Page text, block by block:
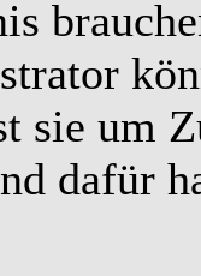
sie um
dafür